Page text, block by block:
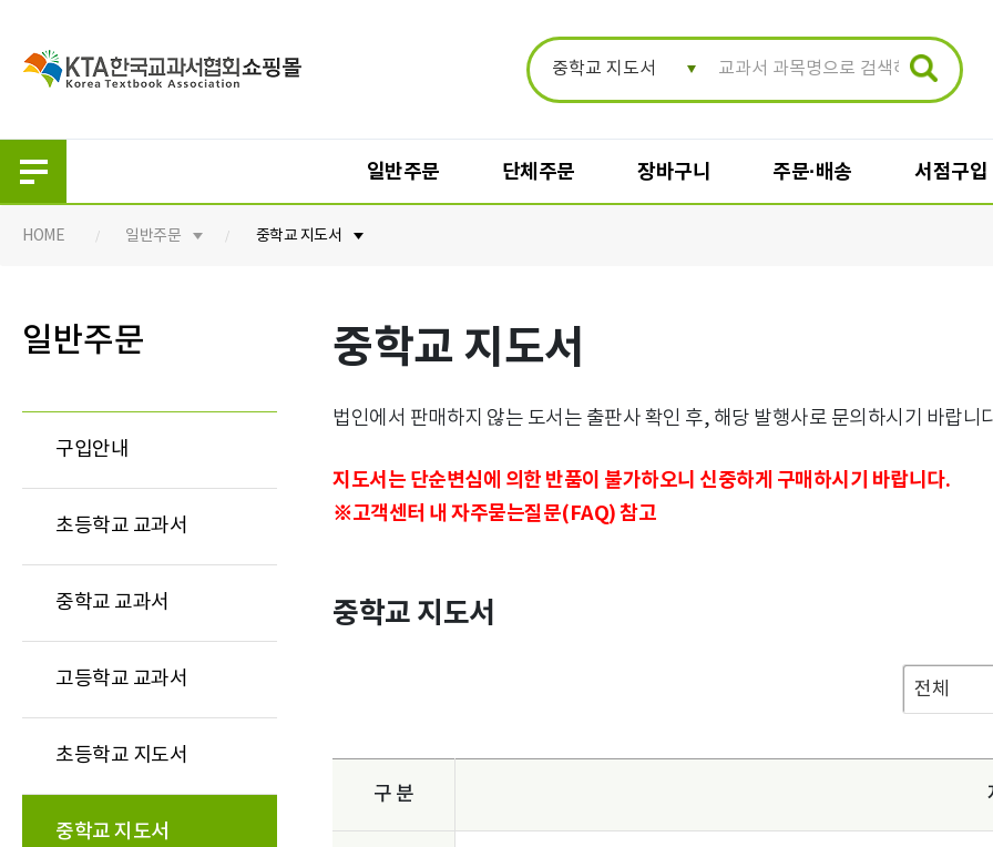
일반주문 단체주문 장바구니 주문·배송 서점구입
구입안내
중등 교과서
고등 교과서
초등 지도서
중등 지도서
고등 지도서
구입안내
초등 교과서
중등 교과서
초등 지도서
중등 지도서
일반 장바구니
단체 장바구니
단체주문 결제
주문취소
HOME 일반주문 중학교 지도서
일반주문
구입안내
초등학교 교과서
중학교 교과서
고등학교 교과서
초등학교 지도서
중학교 지도서
중학교 지도서
법인에서 판매하지 않는 도서는 출판사 확인 후, 해당 발행사로 문의하시기 바랍니
지도서는 단순변심에 의한 반품이 불가하오니 신중하게 구매하시기 바랍니다.
※고객센터 내 자주묻는질문(FAQ) 참고
중학교 지도서
구 분